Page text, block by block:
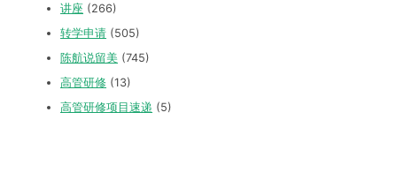
讲座 (266)
转学申请 (505)
陈航说留美 (745)
高管研修 (13)
高管研修项目速递 (5)